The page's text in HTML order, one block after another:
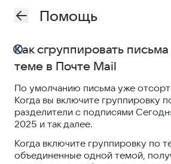
Помощь
Как сгруппировать
теме в Почте Mail
По умолчанию письма уже
Когда вы включите группировку
разделители с подписями
2025 и так далее.
Когда включите группировку по
объединенные одной темой,